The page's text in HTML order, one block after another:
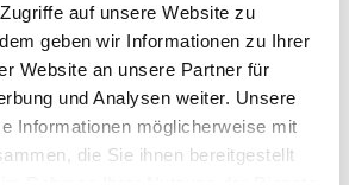
auf unsere Website zu
geben wir Informationen zu Ihrer
Website an unsere Partner für
und Analysen weiter. Unsere
Informationen möglicherweise mit
die Sie ihnen bereitgestellt